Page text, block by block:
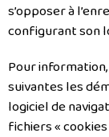
s’opposer à
configurant son
Pour
suivantes les
logiciel de
fichiers « cookies